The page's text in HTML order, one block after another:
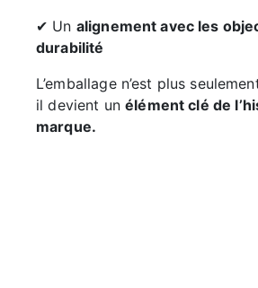
✔ Un alignement avec les
durabilité
L’emballage n’est plus
il devient unélément clé de
marque.